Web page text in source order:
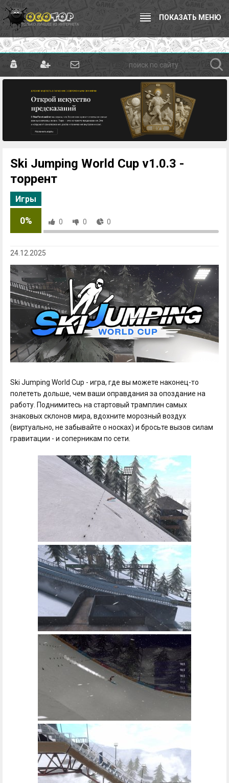
ПОКАЗАТЬ МЕНЮ
Ski Jumping World Cup v1.0.3 -
торрент
Игры
0% 0 0 0
24.12.2025
Ski Jumping World Cup - игра, где вы можете наконец-то
полететь дольше, чем ваши оправдания за опоздание на
работу. Поднимитесь на стартовый трамплин самых
знаковых склонов мира, вдохните морозный воздух
(виртуально, не забывайте о носках) и бросьте вызов силам
гравитации - и соперникам по сети.